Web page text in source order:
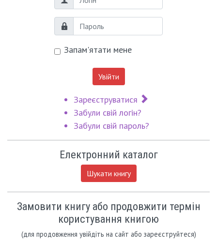
Логін
Пароль
Запам'ятати мене
Увійти
Зареєструватися
Забули свій логін?
Забули свій пароль?
Електронний каталог
Шукати книгу
Замовити книгу або продовжити термін
користування книгою
(для продовження увійдіть на сайт або зареєструйтеся)